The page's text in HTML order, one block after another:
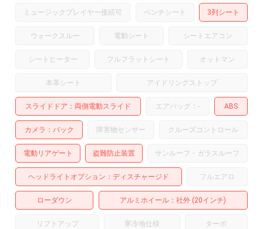
ミュージックプレイヤー接続可 ベンチシート 3列シート
ウォークスルー 電動シート シートエアコン
シートヒーター フルフラットシート オットマン
本革シート アイドリングストップ
スライドドア 両側電動スライド エアバッグ： - ABS
カメラ バック 障害物センサー クルーズコントロール
電動リアゲート 盗難防止装置 サンルーフ・ガラスルーフ
ヘッドライトオプション ディスチャージド フルエアロ
ローダウン アルミホイール ：社外 (20インチ)
リフトアップ 寒冷地仕様 ターボ